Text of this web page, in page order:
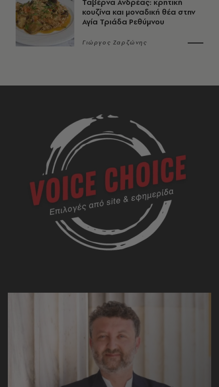
κουζίνα και μοναδική θέα στην
Αγία Τριάδα Ρεθύμνου
Γιώργος Ζαρζώνης